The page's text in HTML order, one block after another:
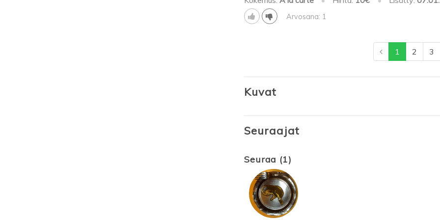
Arvosana: 1
1 2 3
Kuvat
Seuraajat
Seuraa (1)